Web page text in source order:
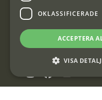
Interjakt SE
Interjakt Sweden AB,
OKLASSIFICERADE
ACCEPTERA
VISA